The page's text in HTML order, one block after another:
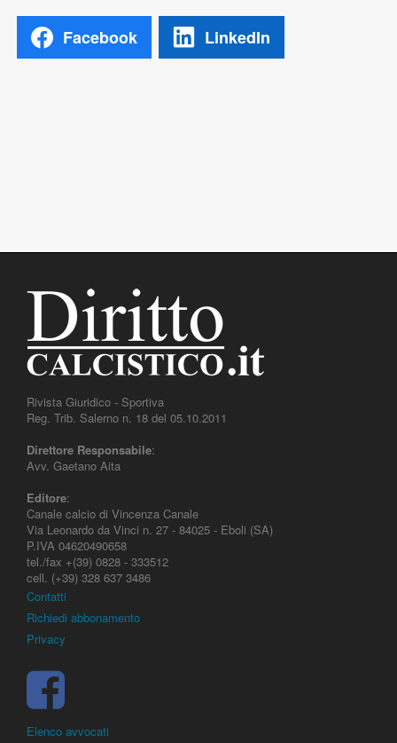
Facebook LinkedIn
Rivista Giuridico - Sportiva
Reg. Trib. Salerno n. 18 del 05.10.2011
Direttore Responsabile:
Avv. Gaetano Aita
Editore:
Canale calcio di Vincenza Canale
Via Leonardo da Vinci n. 27 - 84025 - Eboli (SA)
P.IVA 04620490658
tel./fax +(39) 0828 - 333512
cell. (+39) 328 637 3486
Contatti
Richiedi abbonamento
Privacy
Elenco avvocati